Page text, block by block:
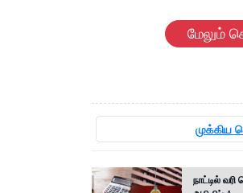
மேலும்
முக்கிய
நாட்டில்